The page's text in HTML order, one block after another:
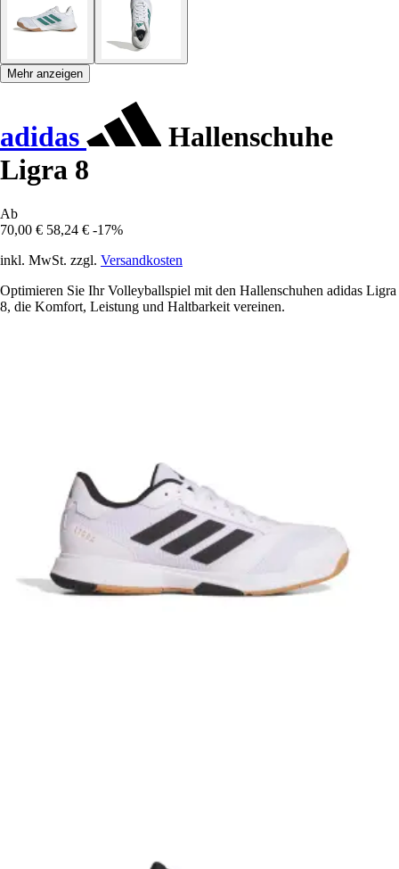
Mehr anzeigen
adidas
Hallenschuhe
Ligra 8
Ab
70,00 € 58,24 € -17%
inkl. MwSt. zzgl. Versandkosten
Optimieren Sie Ihr Volleyballspiel mit den Hallenschuhen adidas Ligra
8, die Komfort, Leistung und Haltbarkeit vereinen.